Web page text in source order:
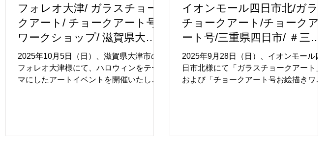
背景に記念撮影を楽しまれるご家族の笑
顔が大変印象的でした。 また、「チョー
クアート号（商標登録 第71488号）」を
使用したお絵描き体験では、車体そのも
のに自由にアートを描ける非日常の創作
「光と雪が混ざり合う冬の物語」をゆっ
くりと楽しんでいただく姿が大変印象的
でした。 完成した作品は12月25日まで館
内に展示され、皆さまの冬のおでかけの
思い出が、そのまま景色と
フォレオ大津/ ガラスチョー
クアート/ チョークアート号/
ワークショップ/ 滋賀県大津
市/ ＃滋賀県 ＃ファミリーイ
ベント #アートイベント
2025年10月5日（日）、滋賀県大津市の
フォレオ大津様にて、ハロウィンをテー
マにしたアートイベントを開催いたしま
しみいただきました。 当日は開場直後か
イオンモール四日市北/ガラ
チョークアート/チョークア
ート号/三重県四日市/ ＃三重
県 ＃ファミリーイベント #ア
ートイベント
2025年9月28日（日）、イオンモール四
日市北様にて「ガラスチョークアート」
および「チョークアート号お絵描きワー
さまがハロウィンアートに挑戦されまし